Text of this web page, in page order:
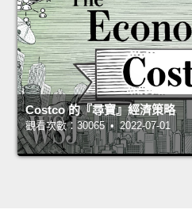
Costco 的『尋寶』經濟策略
觀看次數：30065 • 2022-07-01